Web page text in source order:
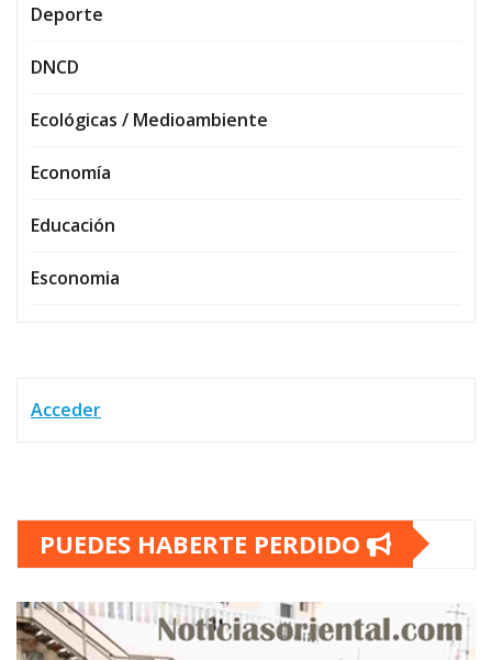
Deporte
DNCD
Ecológicas / Medioambiente
Economía
Educación
Esconomia
Acceder
PUEDES HABERTE PERDIDO